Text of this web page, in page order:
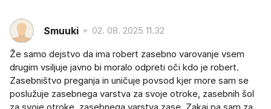
Smuuki 02. 08. 2025 11.32
Že samo dejstvo da ima robert zasebno varovanje vsem
drugim vsiljuje javno bi moralo odpreti oči kdo je robert.
Zasebništvo preganja in uničuje povsod kjer more sam se
poslužuje zasebnega varstva za svoje otroke, zasebnih šol